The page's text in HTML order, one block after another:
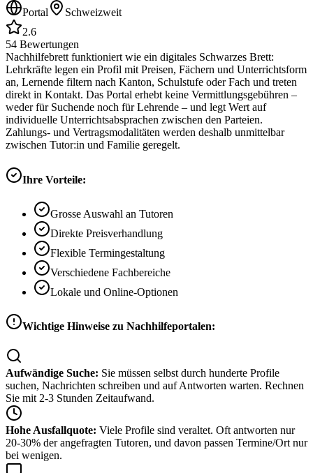
Portal
Schweizweit
2.6
54 Bewertungen
Nachhilfebrett funktioniert wie ein digitales Schwarzes Brett:
Lehrkräfte legen ein Profil mit Preisen, Fächern und Unterrichtsform
an, Lernende filtern nach Kanton, Schulstufe oder Fach und treten
direkt in Kontakt. Das Portal erhebt keine Vermittlungsgebühren –
weder für Suchende noch für Lehrende – und legt Wert auf
individuelle Unterrichtsabsprachen zwischen den Parteien.
Zahlungs- und Vertragsmodalitäten werden deshalb unmittelbar
zwischen Tutor:in und Familie geregelt.
Ihre Vorteile:
Grosse Auswahl an Tutoren
Direkte Preisverhandlung
Flexible Termingestaltung
Verschiedene Fachbereiche
Lokale und Online-Optionen
Wichtige Hinweise zu Nachhilfeportalen:
Aufwändige Suche: Sie müssen selbst durch hunderte Profile
suchen, Nachrichten schreiben und auf Antworten warten. Rechnen
Sie mit 2-3 Stunden Zeitaufwand.
Hohe Ausfallquote: Viele Profile sind veraltet. Oft antworten nur
20-30% der angefragten Tutoren, und davon passen Termine/Ort nur
bei wenigen.